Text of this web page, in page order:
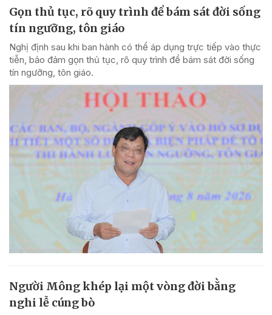
Gọn thủ tục, rõ quy trình để bám sát đời sống
tín ngưỡng, tôn giáo
Nghị định sau khi ban hành có thể áp dụng trực tiếp vào thực
tiễn, bảo đảm gọn thủ tục, rõ quy trình để bám sát đời sống
tín ngưỡng, tôn giáo.
Người Mông khép lại một vòng đời bằng
nghi lễ cúng bò